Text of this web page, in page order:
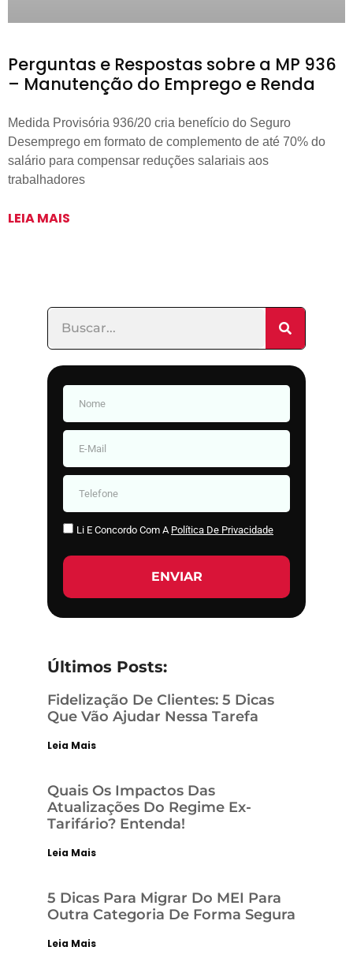
Perguntas e Respostas sobre a MP 936
– Manutenção do Emprego e Renda
Medida Provisória 936/20 cria benefício do Seguro
Desemprego em formato de complemento de até 70% do
salário para compensar reduções salariais aos
trabalhadores
LEIA MAIS
Li E Concordo Com A Política De Privacidade
ENVIAR
Últimos Posts:
Fidelização De Clientes: 5 Dicas
Que Vão Ajudar Nessa Tarefa
Leia Mais
Quais Os Impactos Das
Atualizações Do Regime Ex-
Tarifário? Entenda!
Leia Mais
5 Dicas Para Migrar Do MEI Para
Outra Categoria De Forma Segura
Leia Mais